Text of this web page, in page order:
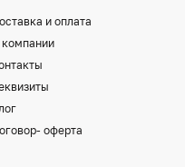
и оплата
оферта